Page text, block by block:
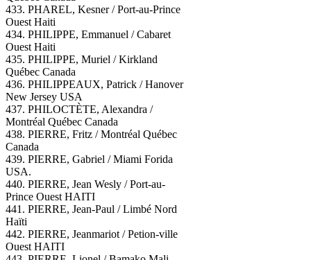
433. PHAREL, Kesner / Port-au-Prince
Ouest Haiti
434. PHILIPPE, Emmanuel / Cabaret
Ouest Haiti
435. PHILIPPE, Muriel / Kirkland
Québec Canada
436. PHILIPPEAUX, Patrick / Hanover
New Jersey USA
437. PHILOCTÈTE, Alexandra /
Montréal Québec Canada
438. PIERRE, Fritz / Montréal Québec
Canada
439. PIERRE, Gabriel / Miami Forida
USA.
440. PIERRE, Jean Wesly / Port-au-
Prince Ouest HAITI
441. PIERRE, Jean-Paul / Limbé Nord
Haïti
442. PIERRE, Jeanmariot / Petion-ville
Ouest HAITI